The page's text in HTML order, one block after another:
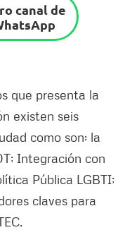
canal de
que presenta la
existen seis
como son: la
Integración con
Pública LGBTI;
claves para